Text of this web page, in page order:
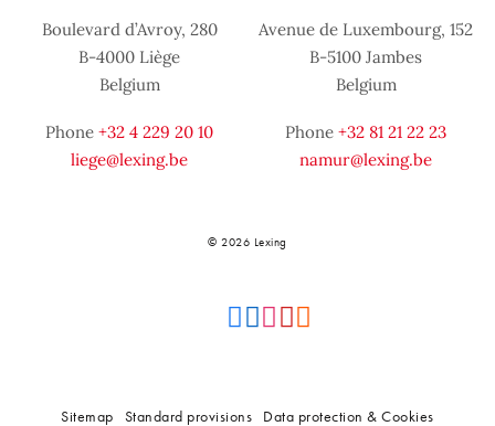
Boulevard d’Avroy, 280
B-4000 Liège
Belgium
Phone +32 4 229 20 10
liege@lexing.be
Avenue de Luxembourg, 152
B-5100 Jambes
Belgium
Phone +32 81 21 22 23
namur@lexing.be
© 2026 Lexing
Sitemap Standard provisions Data protection & Cookies